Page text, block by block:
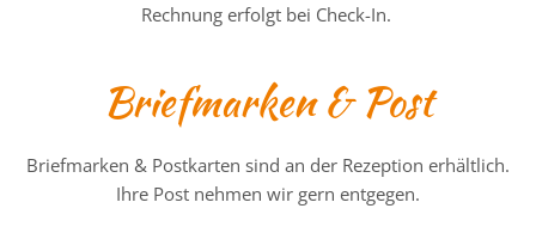
Rechnung erfolgt bei Check-In.
Briefmarken & Post
Briefmarken & Postkarten sind an der Rezeption erhältlich.
Ihre Post nehmen wir gern entgegen.